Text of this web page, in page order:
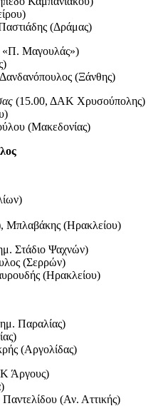
(Δράμας)
«Π. Μαγουλάς»)
(Ξάνθης)
(15.00, ΔΑΚ Χρυσούπολης)
(Μακεδονίας)
Μπλαβάκης (Ηρακλείου)
Στάδιο Ψαχνών)
(Σερρών)
(Ηρακλείου)
Παραλίας)
(Αργολίδας)
Άργους)
(Αν. Αττικής)